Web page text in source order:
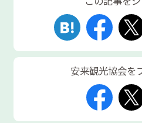
安来観光協会を